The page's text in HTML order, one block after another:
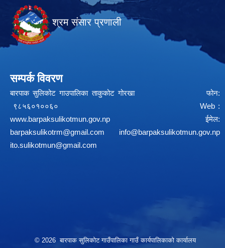
श्रम संसार प्रणाली
सम्पर्क विवरण
बारपाक सुलिकोट गाउपालिका ताकुकोट गोरखा फोन:
९८५६०१००६० Web :
www.barpaksulikotmun.gov.np
ईमेल:
barpaksulikotrm@gmail.com
info@barpaksulikotmun.gov.np
ito.sulikotmun@gmail.com
© 2026 बारपाक सुलिकोट गाउँपालिका गाउँ कार्यपालिकाको कार्यालय